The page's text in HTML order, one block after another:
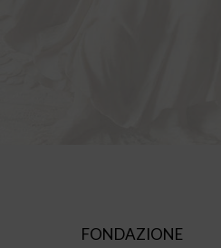
FONDAZIONE